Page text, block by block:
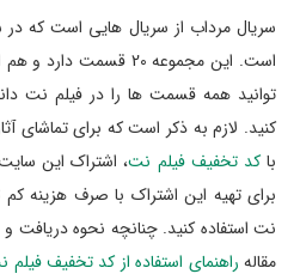
سریال مرداب از سریال هایی است که
است. این مجموعه 20
توانید همه قسمت ها را در فیلم نت
کنید. لازم به ذکر است که برای تماشای
باکد تخفیف فیلم نت، اشتراک این
برای تهیه این اشتراک با صرف هزینه
نت استفاده کنید. چنانچه نحوه دریافت و
مقاله راهنمای استفاده از کد تخفیف فیلم